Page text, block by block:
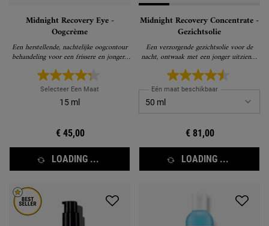
Midnight Recovery Eye -
Oogcrème
Een herstellende, nachtelijke oogcontour
behandeling voor een frissere en jongere
blik de volgende ochtend
Selecteer Een Maat
15 ml
€ 45,00
LOADING ...
Midnight Recovery Concentrate -
Gezichtsolie
Een verzorgende gezichtsolie voor de
nacht, ontwaak met een jonger uitziende
huid
Eén maat beschikbaar
€ 81,00
LOADING ...